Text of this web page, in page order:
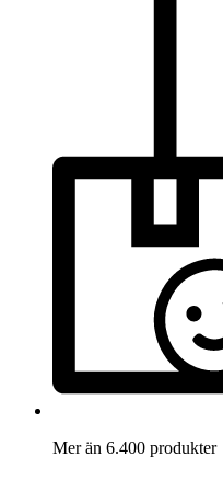
Mer än 6.400 produkter